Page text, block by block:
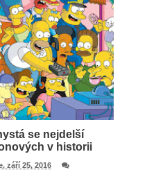
se nejdelší
v historii
září 25, 2016